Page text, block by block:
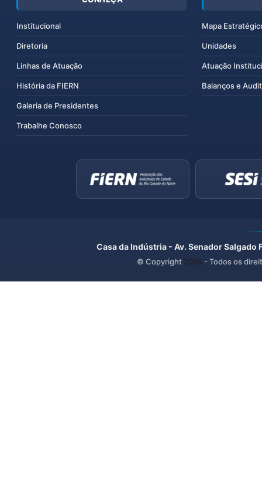
Institucional
Diretoria
Linhas de Atuação
História da FIERN
Galeria de Presidentes
Trabalhe Conosco
Mapa
Unidades
Atuação
Balanços e
Casa da Indústria - Av. Senador
© Copyright 2026 - Todos os